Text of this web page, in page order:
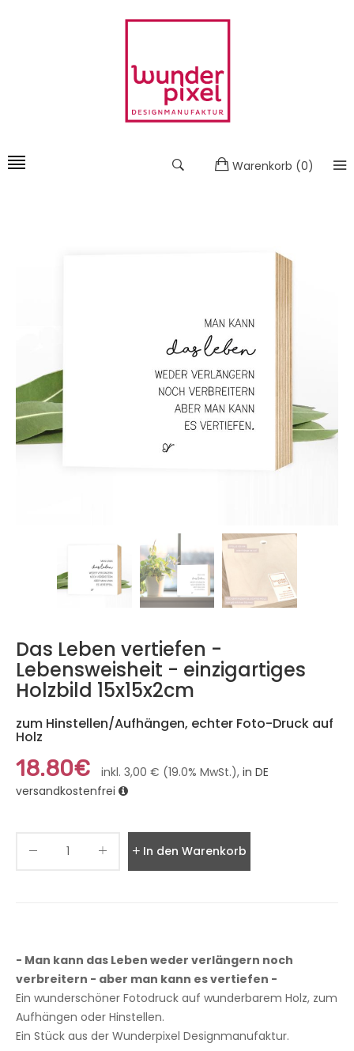
Warenkorb (0)
Das Leben vertiefen -
Lebensweisheit - einzigartiges
Holzbild 15x15x2cm
zum Hinstellen/Aufhängen, echter Foto-Druck auf
Holz
18.80€ inkl. 3,00 € (19.0% MwSt.), in DE
versandkostenfrei
In den Warenkorb legen
- Man kann das Leben weder verlängern noch
verbreitern - aber man kann es vertiefen -
Ein wunderschöner Fotodruck auf wunderbarem Holz, zum
Aufhängen oder Hinstellen.
Ein Stück aus der Wunderpixel Designmanufaktur.